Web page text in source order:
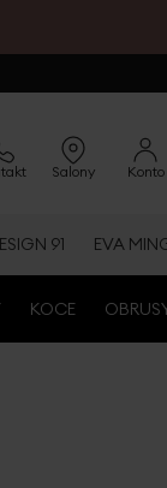
Salony Konto
91 EVA
KOCE